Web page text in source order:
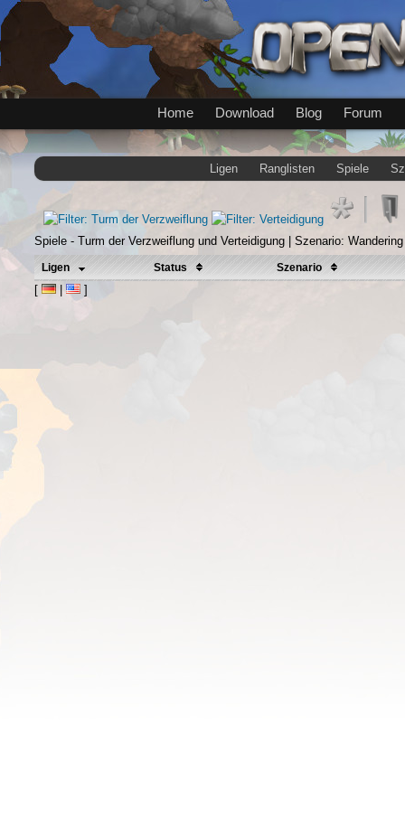
Home Download Blog Forum
Ligen Ranglisten Spiele
Spiele - Turm der Verzweiflung und Verteidigung | Szenario:
Ligen Status Szenario
[ | ]